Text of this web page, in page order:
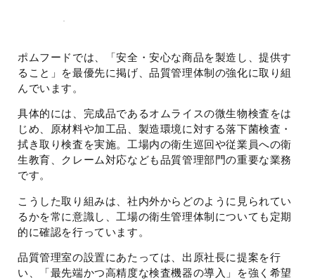
ポムフードでは、「安全・安心な商品を製造し、提供す
ること」を最優先に掲げ、品質管理体制の強化に取り組
んでいます。
具体的には、完成品であるオムライスの微生物検査をは
じめ、原材料や加工品、製造環境に対する落下菌検査・
拭き取り検査を実施。工場内の衛生巡回や従業員への衛
生教育、クレーム対応なども品質管理部門の重要な業務
です。
こうした取り組みは、社内外からどのように見られてい
るかを常に意識し、工場の衛生管理体制についても定期
的に確認を行っています。
品質管理室の設置にあたっては、出原社長に提案を行
い、「最先端かつ高精度な検査機器の導入」を強く希望